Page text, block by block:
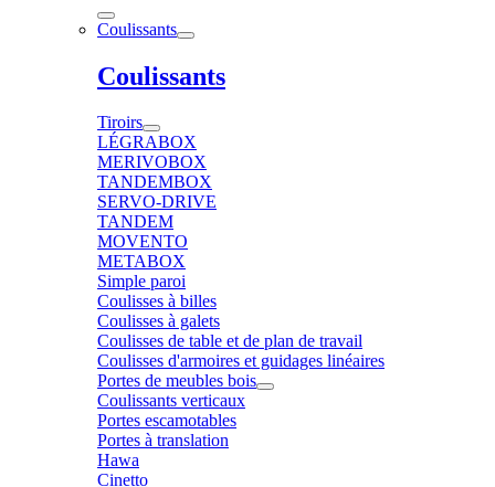
Coulissants
Coulissants
Tiroirs
LÉGRABOX
MERIVOBOX
TANDEMBOX
SERVO-DRIVE
TANDEM
MOVENTO
METABOX
Simple paroi
Coulisses à billes
Coulisses à galets
Coulisses de table et de plan de travail
Coulisses d'armoires et guidages linéaires
Portes de meubles bois
Coulissants verticaux
Portes escamotables
Portes à translation
Hawa
Cinetto